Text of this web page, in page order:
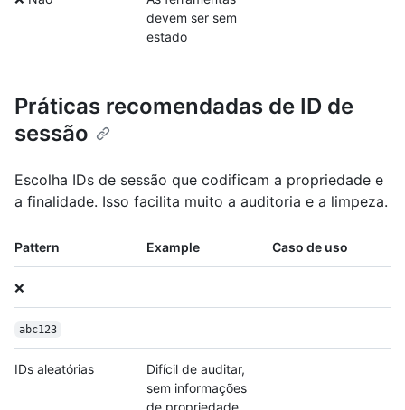
devem ser sem
estado
Práticas recomendadas de ID de
sessão
Escolha IDs de sessão que codificam a propriedade e
a finalidade. Isso facilita muito a auditoria e a limpeza.
Pattern Example Caso de uso
❌
abc123
IDs aleatórias
Difícil de auditar,
sem informações
de propriedade